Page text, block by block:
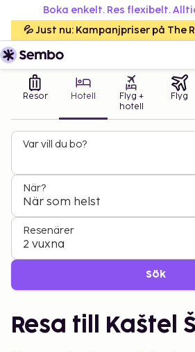
Boka enkelt. Res flexibelt.
💦 Just nu: Kampanjpriser på The
Resor Hotell
Flyg +
hotell
Flyg
Var vill du bo?
När?
När som helst
Resenärer
2 vuxna
Sök
Resa till Kaštel